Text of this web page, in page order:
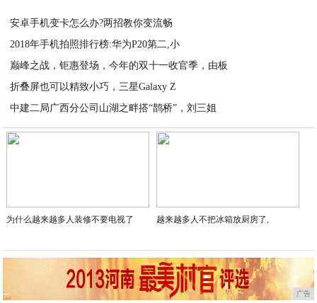
安卓手机变卡怎么办?两招教你变流畅
2018年手机拍照排行榜:华为P20第二,小
巅峰之战，钜惠登场，今年的双十一收官季，由板
折叠屏也可以精致小巧，三星Galaxy Z
中建二局广西分公司山湖之畔搭“鹊桥”，刘三姐
2020-11-09
为什么越来越多人装修不要电视了 越来越多人不把冰箱放厨房了,
广告